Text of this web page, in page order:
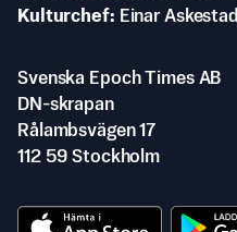
Kulturchef
Einar Askestad
Svenska Epoch Times AB
DN-skrapan
Rålambsvägen 17
112 59 Stockholm